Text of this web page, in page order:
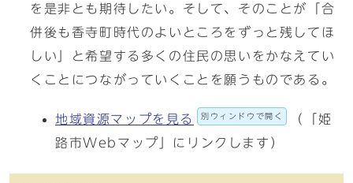
を是非とも期待したい。そして、そのことが「合
併後も香寺町時代のよいところをずっと残してほ
しい」と希望する多くの住民の思いをかなえてい
くことにつながっていくことを願うものである。
地域資源マップを見る 別ウィンドウで開く
（「姫
路市Webマップ」にリンクします）